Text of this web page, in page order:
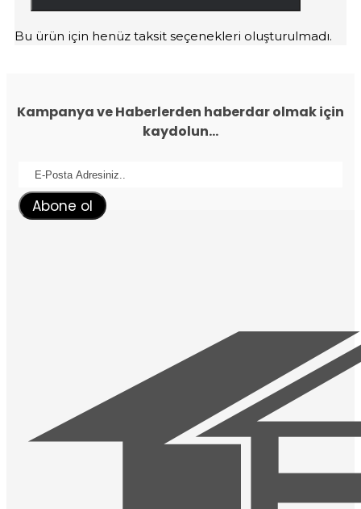
Bu ürün için henüz taksit seçenekleri oluşturulmadı.
Kampanya ve Haberlerden haberdar olmak için
kaydolun...
Abone ol